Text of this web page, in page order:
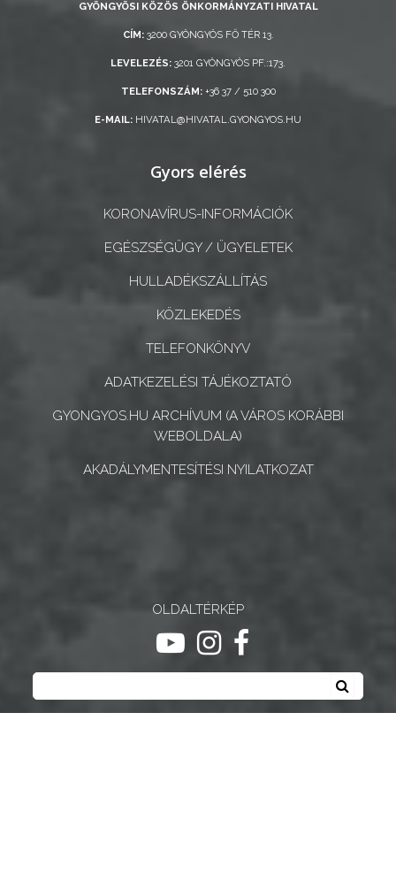
GEOTERM-
GYÖNGYÖSI KÖZÖS ÖNKORMÁNYZATI HIVATAL
CÍM:3200 GYÖNGYÖS FŐ TÉR 13.
LEVELEZÉS: 3201 GYÖNGYÖS PF.:173.
TELEFONSZÁM:+36 37 / 510 300
E-MAIL: HIVATAL@HIVATAL.GYONGYOS.HU
Gyors elérés
KORONAVÍRUS-INFORMÁCIÓK
EGÉSZSÉGÜGY / ÜGYELETEK
HULLADÉKSZÁLLÍTÁS
KÖZLEKEDÉS
TELEFONKÖNYV
ADATKEZELÉSI TÁJÉKOZTATÓ
GYONGYOS.HU ARCHÍVUM (A VÁROS KORÁBBI
WEBOLDALA)
AKADÁLYMENTESÍTÉSI NYILATKOZAT
OLDALTÉRKÉP
ugrás youtube csatornára
ugrás instagram
ugrás facebook-
Keresés